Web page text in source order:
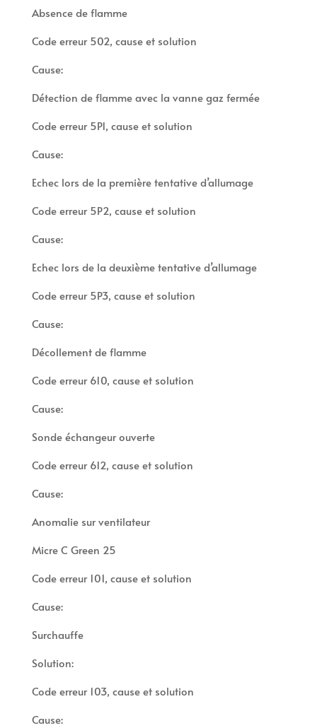
Absence de flamme
Code erreur 502, cause et solution
Cause:
Détection de flamme avec la vanne gaz fermée
Code erreur 5P1, cause et solution
Cause:
Echec lors de la première tentative d’allumage
Code erreur 5P2, cause et solution
Cause:
Echec lors de la deuxième tentative d’allumage
Code erreur 5P3, cause et solution
Cause:
Décollement de flamme
Code erreur 610, cause et solution
Cause:
Sonde échangeur ouverte
Code erreur 612, cause et solution
Cause:
Anomalie sur ventilateur
Micre C Green 25
Code erreur 101, cause et solution
Cause:
Surchauffe
Solution:
Code erreur 103, cause et solution
Cause: